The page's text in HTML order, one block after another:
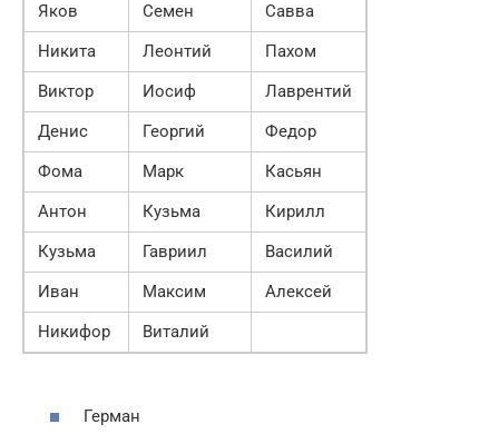
Яков
Семен
Савва
Никита
Леонтий
Пахом
Виктор
Иосиф
Лаврентий
Денис
Георгий
Федор
Фома
Марк
Касьян
Антон
Кузьма
Кирилл
Кузьма
Гавриил
Василий
Иван
Максим
Алексей
Никифор
Виталий
Герман